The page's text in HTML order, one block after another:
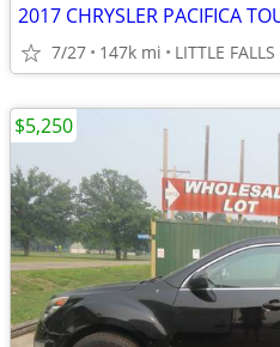
7/27 147k mi LITTLE FALLS
$5,250